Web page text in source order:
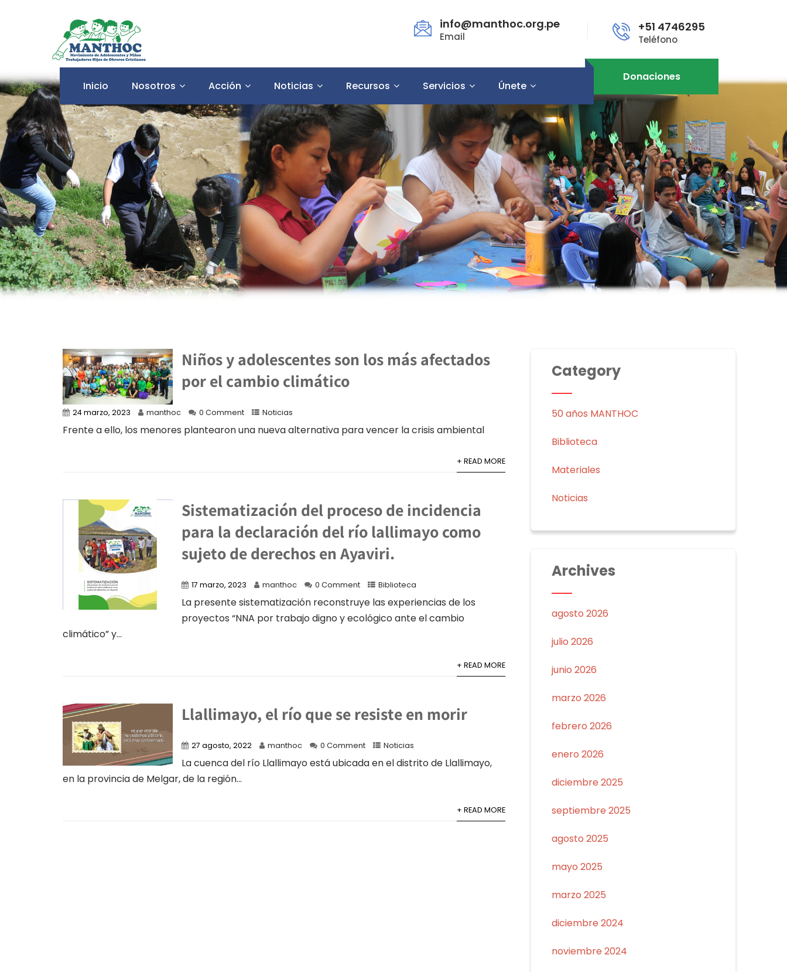
info@manthoc.org.pe
Email
+51 4746295
Teléfono
Inicio Nosotros Acción Noticias Recursos Servicios Únete
Donaciones
Niños y adolescentes son los más afectados
por el cambio climático
24 marzo, 2023 manthoc 0 Comment Noticias
Frente a ello, los menores plantearon una nueva alternativa para vencer la crisis ambiental
+ READ MORE
Sistematización del proceso de incidencia
para la declaración del río lallimayo como
sujeto de derechos en Ayaviri.
17 marzo, 2023 manthoc 0 Comment Biblioteca
La presente sistematización reconstruye las experiencias de los
proyectos “NNA por trabajo digno y ecológico ante el cambio
climático” y...
+ READ MORE
Llallimayo, el río que se resiste en morir
27 agosto, 2022 manthoc 0 Comment Noticias
La cuenca del río Llallimayo está ubicada en el distrito de Llallimayo,
en la provincia de Melgar, de la región...
+ READ MORE
Category
50 años MANTHOC
Biblioteca
Materiales
Noticias
Archives
agosto 2026
julio 2026
junio 2026
marzo 2026
febrero 2026
enero 2026
diciembre 2025
septiembre 2025
agosto 2025
mayo 2025
marzo 2025
diciembre 2024
noviembre 2024